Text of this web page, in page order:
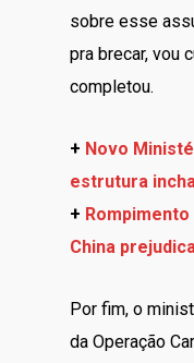
sobre esse
pra brecar, vou
completou.
+ Novo
estrutura
+
China
Por fim, o
da Operação